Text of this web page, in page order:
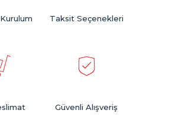
Taksit Seçenekleri
Güvenli Alışveriş